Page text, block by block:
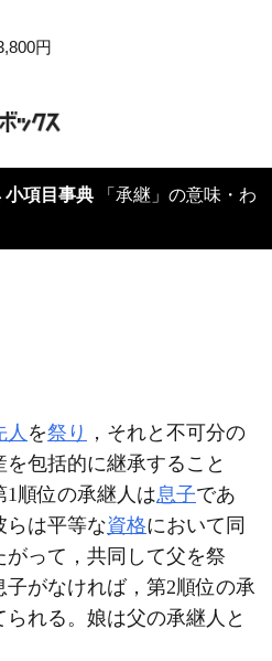
円
小項目事典 「承継」の意味・わ
人 を祭り ，それと不可分の
包括的に継承すること
1順位の承継人は息子であ
らは平等な資格において同
って，共同して父を祭
子がなければ，第2順位の承
られる。娘は父の承継人と